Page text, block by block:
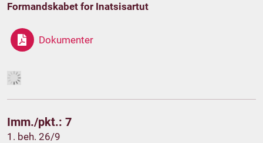
Formandskabet for Inatsisartut
Dokumenter
Imm./pkt.: 7
1. beh. 26/9